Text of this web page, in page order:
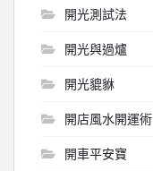
開光測試法
開光與過爐
開光貔貅
開店風水開運術
開車平安寶